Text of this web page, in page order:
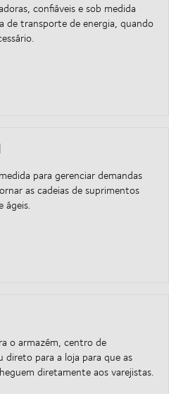
confiáveis e sob medida
de transporte de energia, quando
para gerenciar demandas
as cadeias de suprimentos
ágeis.
o armazém, centro de
direto para a loja para que as
diretamente aos varejistas.